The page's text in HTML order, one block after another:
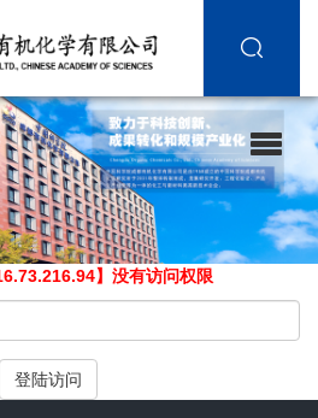
】没有访问权限
输
入
访
登陆访问